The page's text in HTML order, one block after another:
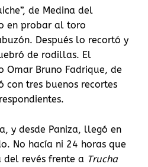
de Medina del
en probar al toro
Después lo recortó y
de rodillas. El
Omar Bruno Fadrique, de
con tres buenos recortes
y desde Paniza, llegó en
No hacía ni 24 horas que
revés frente a Trucha